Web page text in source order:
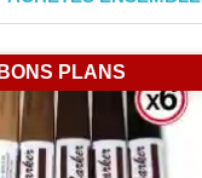
BONS PLANS